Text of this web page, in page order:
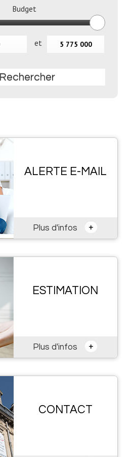
Budget
et
Rechercher
ALERTE E-MAIL
Plus d'infos +
ESTIMATION
Plus d'infos +
CONTACT